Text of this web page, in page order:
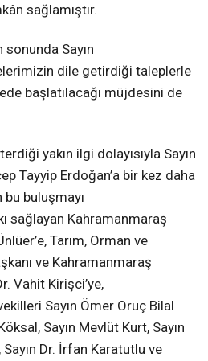
sağlamıştır.
Sayın
dile getirdiği taleplerle
başlatılacağı müjdesini de
yakın ilgi dolayısıyla Sayın
Tayyip Erdoğan’a bir kez daha
buluşmayı
sağlayan Kahramanmaraş
Tarım, Orman ve
ve Kahramanmaraş
Vahit Kirişci’ye,
Sayın Ömer Oruç Bilal
Sayın Mevlüt Kurt, Sayın
Dr. İrfan Karatutlu ve